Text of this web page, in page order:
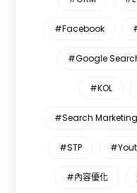
#Facebook
#Google
#KOL
#Search Marketing
#STP
#內容優化